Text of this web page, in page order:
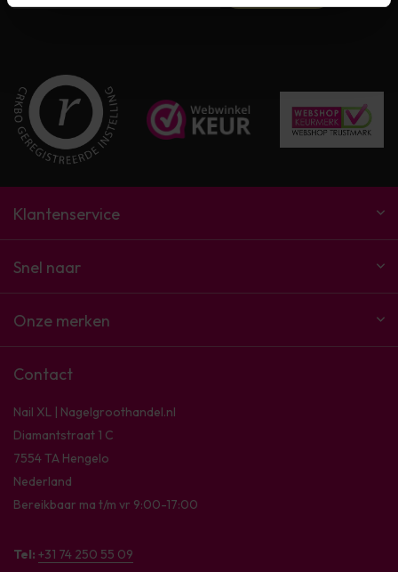
Klantenservice
Snel naar
Onze merken
Contact
Nail XL | Nagelgroothandel.nl
Diamantstraat 1 C
7554 TA Hengelo
Nederland
Bereikbaar ma t/m vr 9:00-17:00
Tel: +31 74 250 55 09